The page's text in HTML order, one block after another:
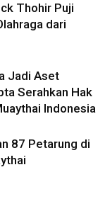
Thohir Puji
dari
Jadi Aset
Serahkan Hak
Indonesia
87 Petarung di